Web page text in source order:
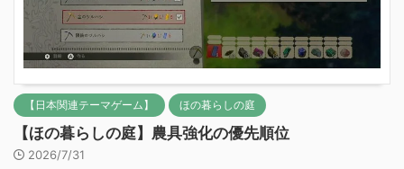
【日本関連テーマゲーム】 ほの暮らしの庭
【ほの暮らしの庭】農具強化の優先順位
2026/7/31